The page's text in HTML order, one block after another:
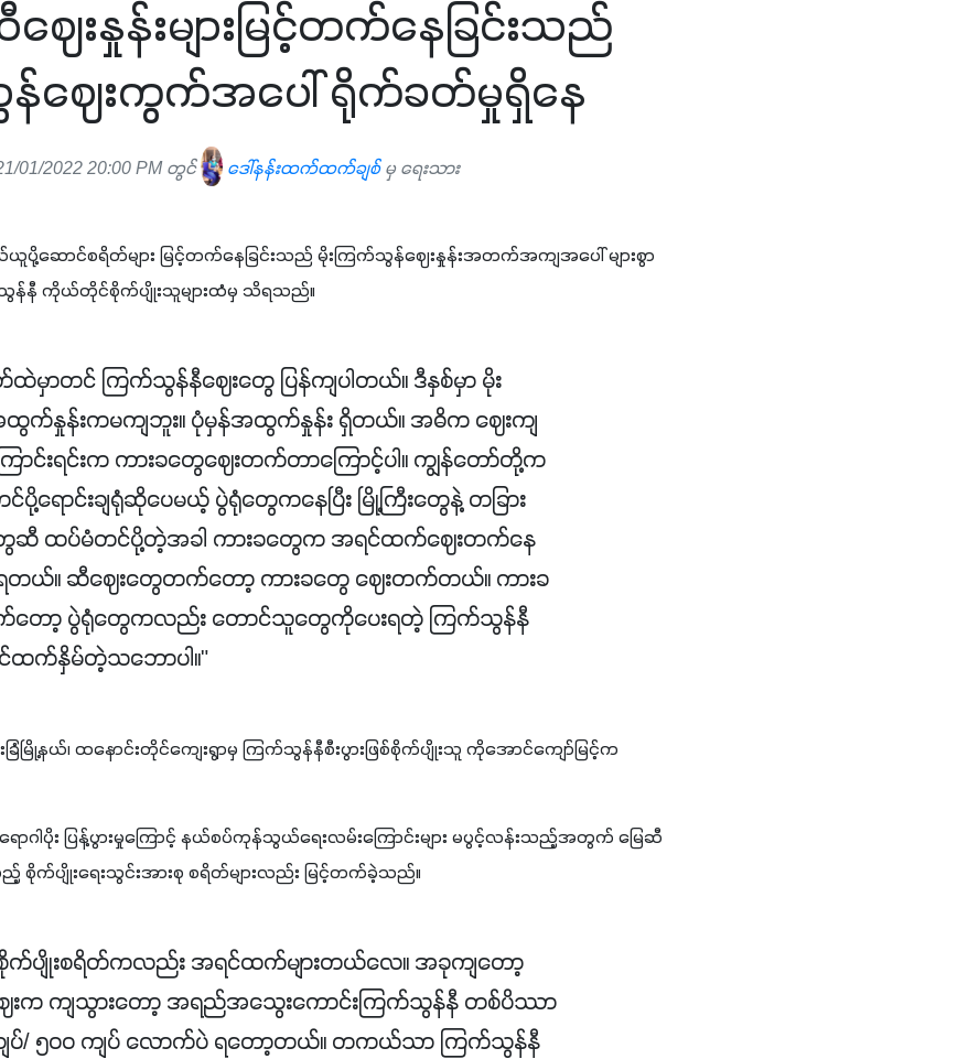
းနှုန်းများမြင့်တက်နေခြင်းသည်
ဈေးကွက်အပေါ် ရိုက်ခတ်မှုရှိနေ
01/2022 20:00 PM တွင် ဒေါ်နန်းထက်ထက်ချစ်မှ ရေးသား
ပို့ဆောင်စရိတ်များ မြင့်တက်နေခြင်းသည် မိုးကြက်သွန်ဈေးနှုန်းအတက်အကျအပေါ် များစွာ
န်နီ ကိုယ်တိုင်စိုက်ပျိုးသူများထံမှ သိရသည်။
မှာတင် ကြက်သွန်နီဈေးတွေ ပြန်ကျပါတယ်။ ဒီနှစ်မှာ မိုး
က်နှုန်းကမကျဘူး။ ပုံမှန်အထွက်နှုန်း ရှိတယ်။ အဓိက ဈေးကျ
ာင်းရင်းက ကားခတွေဈေးတက်တာကြောင့်ပါ။ ကျွန်တော်တို့က
ရောင်းချရုံဆိုပေမယ့် ပွဲရုံတွေကနေပြီး မြို့ကြီးတွေနဲ့ တခြား
ဆီ ထပ်မံတင်ပို့တဲ့အခါ ကားခတွေက အရင်ထက်ဈေးတက်နေ
။ ဆီဈေးတွေတက်တော့ ကားခတွေ ဈေးတက်တယ်။ ကားခ
တော့ ပွဲရုံတွေကလည်း တောင်သူတွေကိုပေးရတဲ့ ကြက်သွန်နီ
ထက်နှိမ်တဲ့သဘောပါ။"
ခြံမြို့နယ်၊ ထနောင်းတိုင်ကျေးရွာမှ ကြက်သွန်နီစီးပွားဖြစ်စိုက်ပျိုးသူ ကိုအောင်ကျော်မြင့်က
ဂါပိုး ပြန့်ပွားမှုကြောင့် နယ်စပ်ကုန်သွယ်ရေးလမ်းကြောင်းများ မပွင့်လန်းသည့်အတွက် မြေဆီ
စိုက်ပျိုးရေးသွင်းအားစု စရိတ်များလည်း မြင့်တက်ခဲ့သည်။
က်ပျိုးစရိတ်ကလည်း အရင်ထက်များတယ်လေ။ အခုကျတော့
းက ကျသွားတော့ အရည်အသွေးကောင်းကြက်သွန်နီ တစ်ပိဿာ
ပ်/ ၅၀၀ ကျပ် လောက်ပဲ ရတော့တယ်။ တကယ်သာ ကြက်သွန်နီ